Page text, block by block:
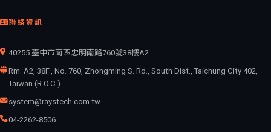
聯絡資訊
40255 臺中市南區忠明南路760號38樓A2
Rm. A2, 38F., No. 760, Zhongming S. Rd., South Dist., Taichung City 402,
Taiwan (R.O.C.)
system@raystech.com.tw
04-2262-8506